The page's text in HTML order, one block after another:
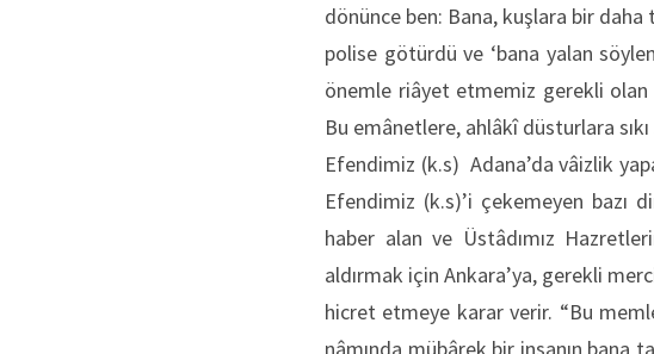
dönünce ben: Bana, kuşlara bir
polise götürdü ve ‘bana yalan
önemle riâyet etmemiz gerekli olan
Bu emânetlere, ahlâkî düsturlara
Efendimiz (k.s) Adana’da vâizlik
Efendimiz (k.s)’i çekemeyen bazı
haber alan ve Üstâdımız
aldırmak için Ankara’ya, gerekli
hicret etmeye karar verir. “Bu